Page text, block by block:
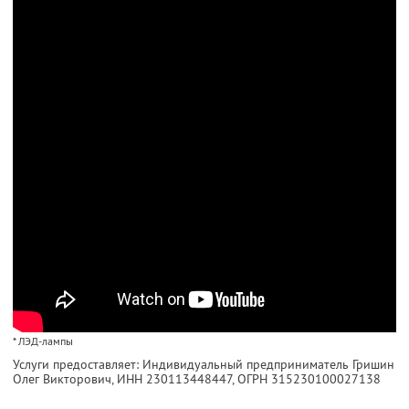
* ЛЭД-лампы
Услуги предоставляет: Индивидуальный предприниматель Гришин
Олег Викторович, ИНН 230113448447, ОГРН 315230100027138